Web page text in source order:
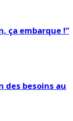
ça embarque !”
besoins au